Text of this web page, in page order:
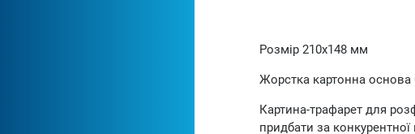
Розмір 210х148 мм
Жорстка картонна
Картина-трафарет для
придбати за конкурентної